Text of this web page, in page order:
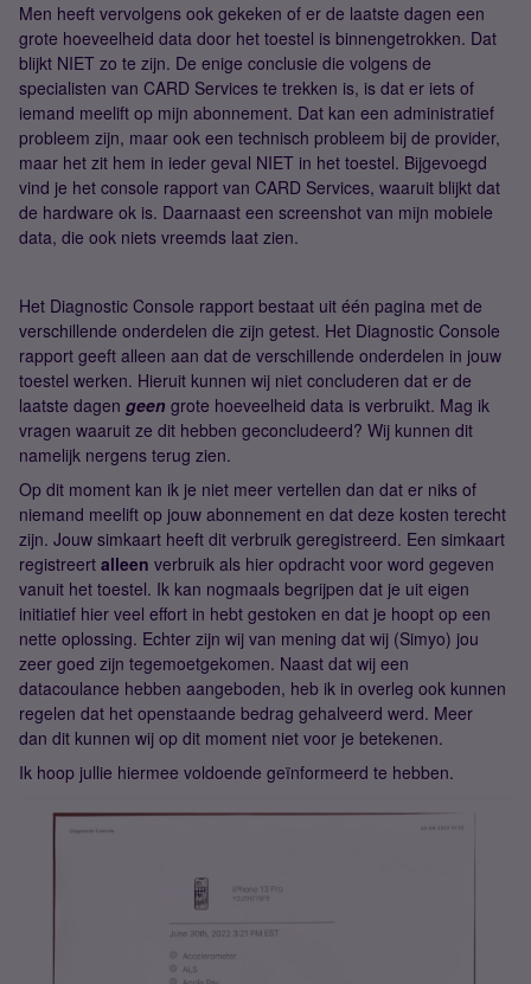
Men heeft vervolgens ook gekeken of er de laatste dagen een
grote hoeveelheid data door het toestel is binnengetrokken. Dat
blijkt NIET zo te zijn. De enige conclusie die volgens de
specialisten van CARD Services te trekken is, is dat er iets of
iemand meelift op mijn abonnement. Dat kan een administratief
probleem zijn, maar ook een technisch probleem bij de provider,
maar het zit hem in ieder geval NIET in het toestel. Bijgevoegd
vind je het console rapport van CARD Services, waaruit blijkt dat
de hardware ok is. Daarnaast een screenshot van mijn mobiele
data, die ook niets vreemds laat zien.
Het Diagnostic Console rapport bestaat uit één pagina met de
verschillende onderdelen die zijn getest. Het Diagnostic Console
rapport geeft alleen aan dat de verschillende onderdelen in jouw
toestel werken. Hieruit kunnen wij niet concluderen dat er de
laatste dagen geen grote hoeveelheid data is verbruikt. Mag ik
vragen waaruit ze dit hebben geconcludeerd? Wij kunnen dit
namelijk nergens terug zien.
Op dit moment kan ik je niet meer vertellen dan dat er niks of
niemand meelift op jouw abonnement en dat deze kosten terecht
zijn. Jouw simkaart heeft dit verbruik geregistreerd. Een simkaart
registreert alleen verbruik als hier opdracht voor word gegeven
vanuit het toestel. Ik kan nogmaals begrijpen dat je uit eigen
initiatief hier veel effort in hebt gestoken en dat je hoopt op een
nette oplossing. Echter zijn wij van mening dat wij (Simyo) jou
zeer goed zijn tegemoetgekomen. Naast dat wij een
datacoulance hebben aangeboden, heb ik in overleg ook kunnen
regelen dat het openstaande bedrag gehalveerd werd. Meer
dan dit kunnen wij op dit moment niet voor je betekenen.
Ik hoop jullie hiermee voldoende geïnformeerd te hebben.